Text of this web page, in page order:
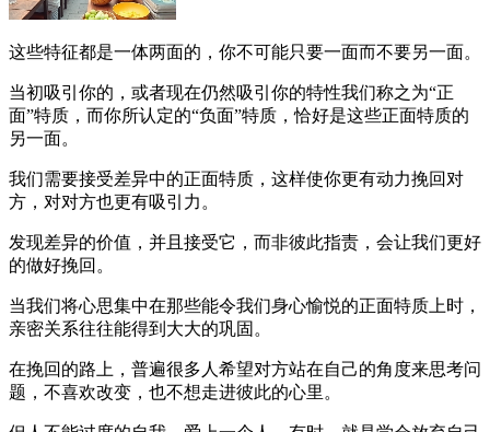
这些特征都是一体两面的，你不可能只要一面而不要另一面。
当初吸引你的，或者现在仍然吸引你的特性我们称之为“正
面”特质，而你所认定的“负面”特质，恰好是这些正面特质的
另一面。
我们需要接受差异中的正面特质，这样使你更有动力挽回对
方，对对方也更有吸引力。
发现差异的价值，并且接受它，而非彼此指责，会让我们更好
的做好挽回。
当我们将心思集中在那些能令我们身心愉悦的正面特质上时，
亲密关系往往能得到大大的巩固。
在挽回的路上，普遍很多人希望对方站在自己的角度来思考问
题，不喜欢改变，也不想走进彼此的心里。